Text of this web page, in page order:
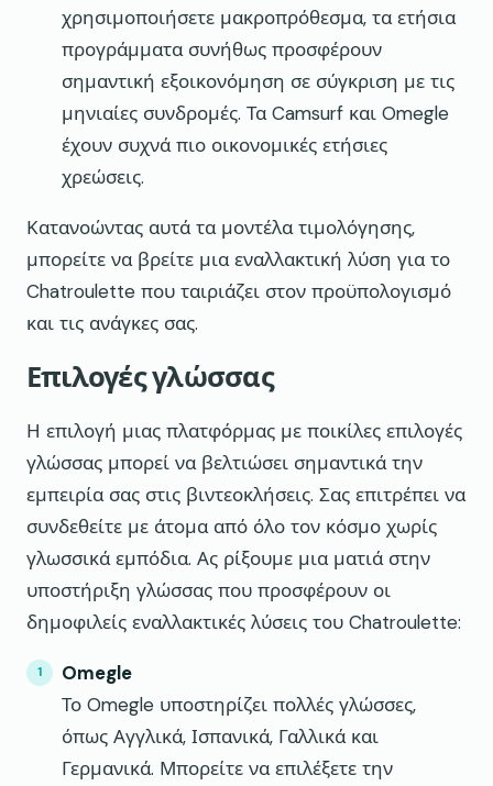
χρησιμοποιήσετε μακροπρόθεσμα, τα ετήσια
προγράμματα συνήθως προσφέρουν
σημαντική εξοικονόμηση σε σύγκριση με τις
μηνιαίες συνδρομές. Τα Camsurf και Omegle
έχουν συχνά πιο οικονομικές ετήσιες
χρεώσεις.
Κατανοώντας αυτά τα μοντέλα τιμολόγησης,
μπορείτε να βρείτε μια εναλλακτική λύση για το
Chatroulette που ταιριάζει στον προϋπολογισμό
και τις ανάγκες σας.
Επιλογές γλώσσας
Η επιλογή μιας πλατφόρμας με ποικίλες επιλογές
γλώσσας μπορεί να βελτιώσει σημαντικά την
εμπειρία σας στις βιντεοκλήσεις. Σας επιτρέπει να
συνδεθείτε με άτομα από όλο τον κόσμο χωρίς
γλωσσικά εμπόδια. Ας ρίξουμε μια ματιά στην
υποστήριξη γλώσσας που προσφέρουν οι
δημοφιλείς εναλλακτικές λύσεις του Chatroulette:
Omegle
Το Omegle υποστηρίζει πολλές γλώσσες,
όπως Αγγλικά, Ισπανικά, Γαλλικά και
Γερμανικά. Μπορείτε να επιλέξετε την